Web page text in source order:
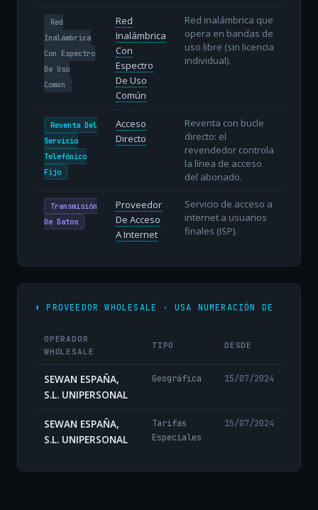
Red
Inalámbrica
Con Espectro
De Uso
Común
Red
Inalámbrica
Con
Espectro
De Uso
Común
Red inalámbrica que
opera en bandas de
uso libre (sin licencia
individual).
Reventa Del
Servicio
Telefónico
Fijo
Acceso
Directo
Reventa con bucle
directo: el
revendedor controla
la línea de acceso
del abonado.
Transmisión
De Datos
Proveedor
De Acceso
A Internet
Servicio de acceso a
internet a usuarios
finales (ISP).
⬆️ PROVEEDOR WHOLESALE · USA NUMERACIÓN DE
OPERADOR
WHOLESALE
TIPO DESDE
SEWAN ESPAÑA,
S.L. UNIPERSONAL
Geográfica 15/07/2024
SEWAN ESPAÑA,
S.L. UNIPERSONAL
Tarifas
Especiales
15/07/2024